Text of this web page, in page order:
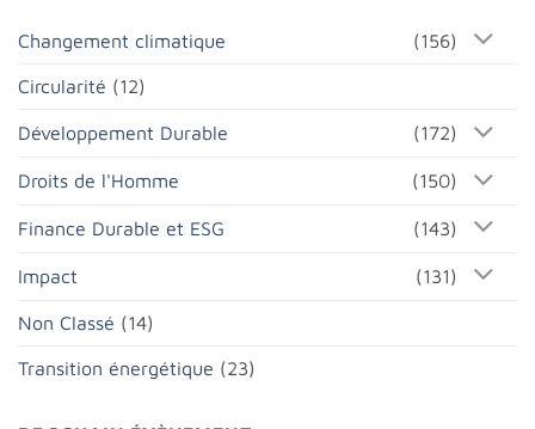
Changement climatique (156)
Circularité (12)
Développement Durable (172)
Droits de l'Homme (150)
Finance Durable et ESG (143)
Impact (131)
Non Classé (14)
Transition énergétique (23)